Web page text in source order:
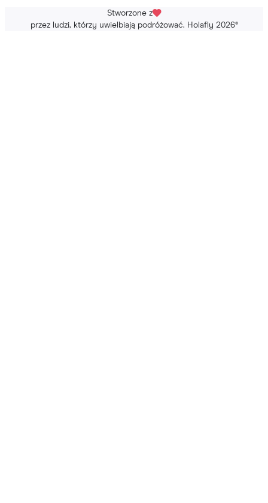
Stworzone z
przez ludzi, którzy uwielbiają podróżować. Holafly 2026®